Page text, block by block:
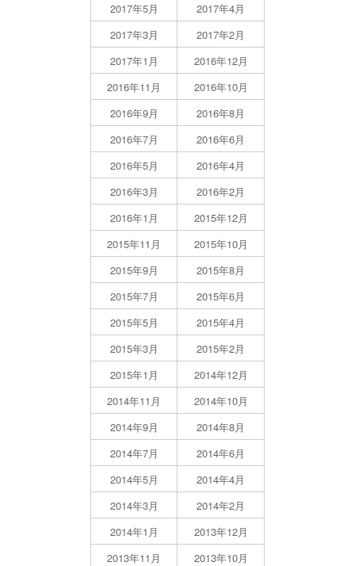
2017年5月
2017年4月
2017年3月
2017年2月
2017年1月
2016年12月
2016年11月
2016年10月
2016年9月
2016年8月
2016年7月
2016年6月
2016年5月
2016年4月
2016年3月
2016年2月
2016年1月
2015年12月
2015年11月
2015年10月
2015年9月
2015年8月
2015年7月
2015年6月
2015年5月
2015年4月
2015年3月
2015年2月
2015年1月
2014年12月
2014年11月
2014年10月
2014年9月
2014年8月
2014年7月
2014年6月
2014年5月
2014年4月
2014年3月
2014年2月
2014年1月
2013年12月
2013年11月
2013年10月